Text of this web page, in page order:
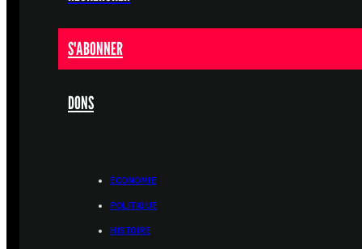
S'ABONNER
DONS
ÉCONOMIE
POLITIQUE
HISTOIRE